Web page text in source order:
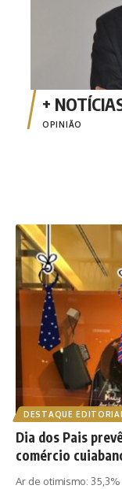
OPINIÃO
DESTAQUE
Dia dos Pais
comércio
Ar de otimismo: